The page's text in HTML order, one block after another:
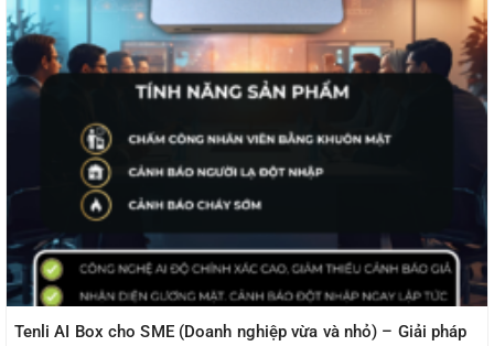
Tenli AI Box cho SME (Doanh nghiệp vừa và nhỏ) – Giải pháp